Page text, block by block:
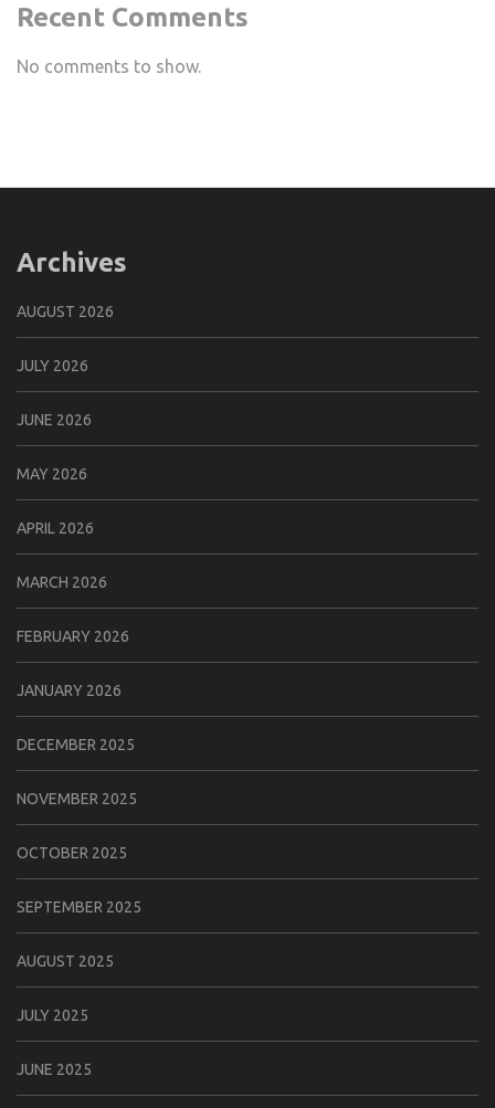
Recent Comments
No comments to show.
Archives
AUGUST 2026
JULY 2026
JUNE 2026
MAY 2026
APRIL 2026
MARCH 2026
FEBRUARY 2026
JANUARY 2026
DECEMBER 2025
NOVEMBER 2025
OCTOBER 2025
SEPTEMBER 2025
AUGUST 2025
JULY 2025
JUNE 2025